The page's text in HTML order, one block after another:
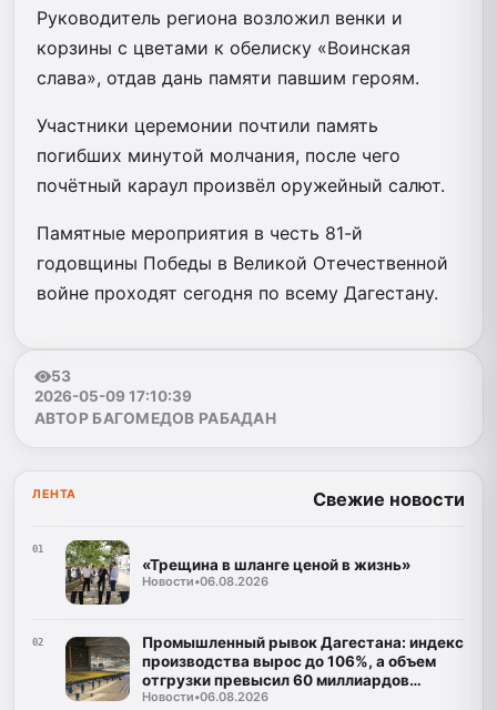
Руководитель региона возложил венки и
корзины с цветами к обелиску «Воинская
слава», отдав дань памяти павшим героям.
Участники церемонии почтили память
погибших минутой молчания, после чего
почётный караул произвёл оружейный салют.
Памятные мероприятия в честь 81-й
годовщины Победы в Великой Отечественной
войне проходят сегодня по всему Дагестану.
53
2026-05-09 17:10:39
АВТОР БАГОМЕДОВ РАБАДАН
ЛЕНТА Свежие новости
01
«Трещина в шланге ценой в жизнь»
Новости•06.08.2026
02
Промышленный рывок Дагестана: индекс
производства вырос до 106%, а объем
отгрузки превысил 60 миллиардов
рублей
Новости•06.08.2026